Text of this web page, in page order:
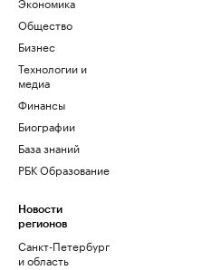
Общество
Бизнес
Технологии и
медиа
Финансы
Биографии
База знаний
РБК Образование
Новости
регионов
Санкт-Петербург
и область